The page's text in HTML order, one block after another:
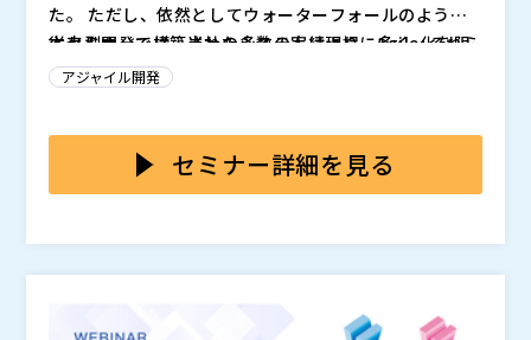
た。 ただし、依然としてウォーターフォールのような
従来型開発で構築されたシステムは現場に多く、それら
をベースとしてビジネスアジリティを促進することに悩
があり、Agile化を断念されるケースは多く見受けられ
本セミナーでは、当社の多数の実績より、Agile化を阻
むよくある課題と、課題解決に向けたアプローチを具体
場：オンライン（Webex） ■参加費：無料（要事前申
込） ■お申し込み期限：2024年1月19日（金）12:30
向上を目的としAgile開発手法の普及が進んできまし
た。 ただし、依然としてウォーターフォールのような
をベースとしてビジネスアジリティを促進することに悩
むよくある課題と、課題解決に向けたアプローチを具体
アジャイル開発
セミナー詳細を見る